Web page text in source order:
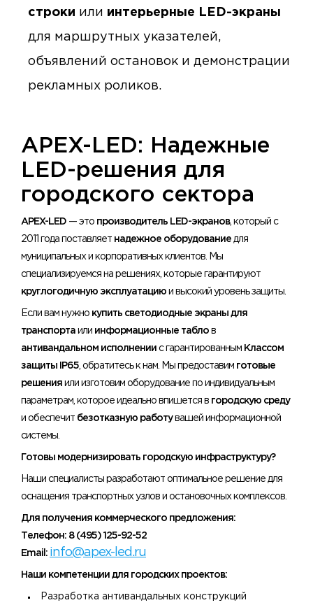
строки или интерьерные LED-экраны
для маршрутных указателей,
объявлений остановок и демонстрации
рекламных роликов.
​APEX-LED: Надежные
LED-решения для
городского сектора
APEX-LED — это производитель LED-экранов, который с
2011 года поставляет надежное оборудование для
муниципальных и корпоративных клиентов. Мы
специализируемся на решениях, которые гарантируют
круглогодичную эксплуатацию и высокий уровень защиты.
Если вам нужно купить светодиодные экраны для
транспорта или информационные табло в
антивандальном исполнении с гарантированным Классом
защиты IP65 , обратитесь к нам. Мы предоставим готовые
решения или изготовим оборудование по индивидуальным
параметрам, которое идеально впишется в городскую среду
и обеспечит безотказную работувашей информационной
системы.
Готовы модернизировать городскую инфраструктуру?
Наши специалисты разработают оптимальное решение для
оснащения транспортных узлов и остановочных комплексов.
Для получения коммерческого предложения:
Телефон: 8 (495) 125-92-52
Email: info@apex-led.ru
Наши компетенции для городских проектов:
Разработка антивандальных конструкций